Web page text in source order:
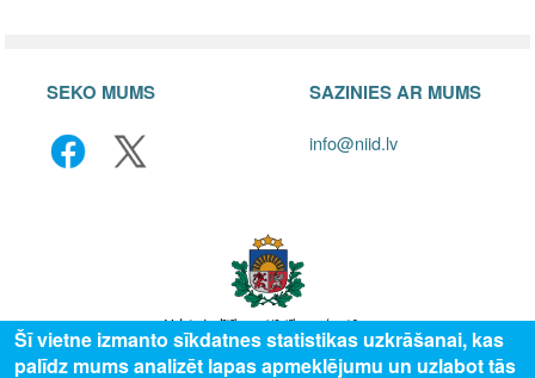
SEKO MUMS SAZINIES AR MUMS
info@niid.lv
Šī vietne izmanto sīkdatnes statistikas uzkrāšanai, kas
palīdz mums analizēt lapas apmeklējumu un uzlabot tās